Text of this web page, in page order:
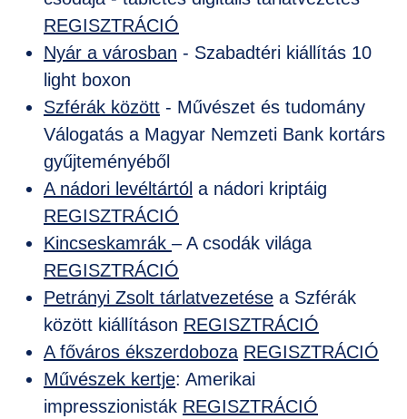
REGISZTRÁCIÓ
Nyár a városban - Szabadtéri kiállítás 10
light boxon
Szférák között - Művészet és tudomány
Válogatás a Magyar Nemzeti Bank kortárs
gyűjteményéből
A nádori levéltártól a nádori kriptáig
REGISZTRÁCIÓ
Kincseskamrák – A csodák világa
REGISZTRÁCIÓ
Petrányi Zsolt tárlatvezetése a Szférák
között kiállításon REGISZTRÁCIÓ
A főváros ékszerdoboza REGISZTRÁCIÓ
Művészek kertje: Amerikai
impresszionisták REGISZTRÁCIÓ